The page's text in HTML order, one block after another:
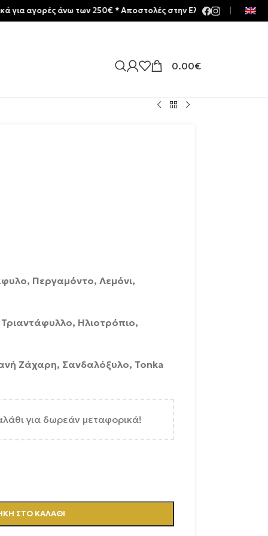
0.00€
Περγαμόντο, Λεμόνι,
Ηλιοτρόπιο,
Ζάχαρη, Σανδαλόξυλο, Tonka
για δωρεάν μεταφορικά!
ΣΤΟ ΚΑΛΆΘΙ
άνω των 250€ * Aποστολές στην Ελλάδα | Meltemia Exclusive